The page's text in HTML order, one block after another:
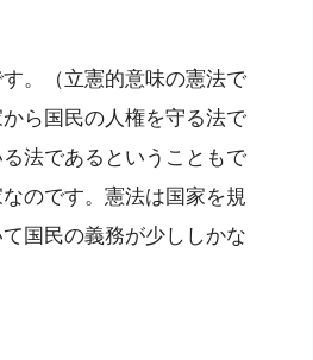
。（立憲的意味の憲法で
ら国民の人権を守る法で
法であるということもで
のです。憲法は国家を規
国民の義務が少ししかな